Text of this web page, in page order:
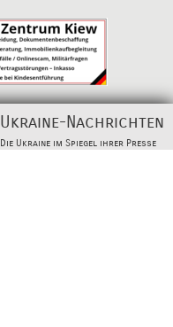
Ukraine-Nachrichten
Die Ukraine im Spiegel ihrer Presse